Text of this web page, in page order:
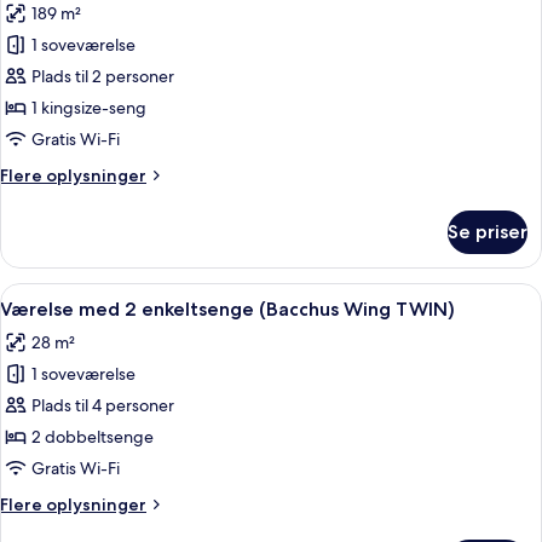
(Bacchus
Wing
Queen)
af
Presidential-
suite
189 m²
1 soveværelse
Plads til 2 personer
1 kingsize-seng
Gratis Wi-Fi
Flere oplysninger
Flere
suite
Se priser
Indlæs
alle
billeder
af
Værelse
med
2
(Bacchus
Et hotelværelse med to senge, et
4
Værelse med 2 enkeltsenge (Bacchus Wing TWIN)
28 m²
1 soveværelse
Plads til 4 personer
2 dobbeltsenge
Gratis Wi-Fi
Flere oplysninger
Flere